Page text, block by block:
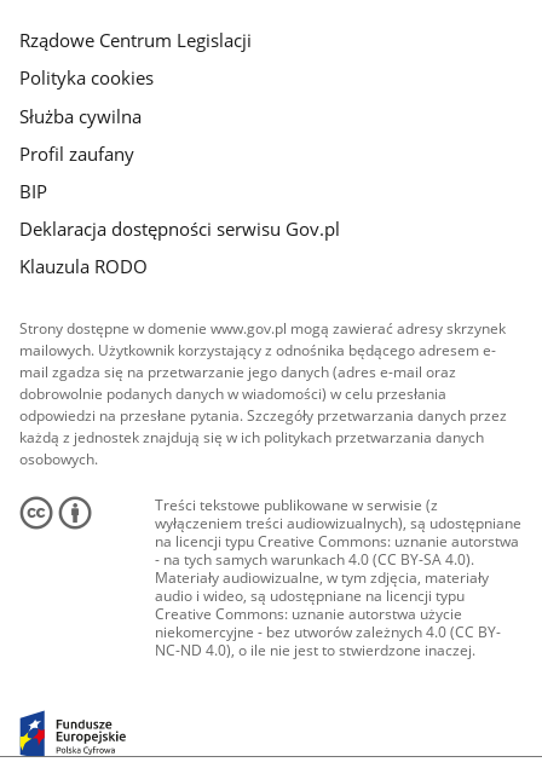
Rządowe Centrum Legislacji
Polityka cookies
Służba cywilna
Profil zaufany
BIP
Deklaracja dostępności serwisu Gov.pl
Klauzula RODO
Strony dostępne w domenie www.gov.pl mogą zawierać adresy skrzynek
mailowych. Użytkownik korzystający z odnośnika będącego adresem e-
mail zgadza się na przetwarzanie jego danych (adres e-mail oraz
dobrowolnie podanych danych w wiadomości) w celu przesłania
odpowiedzi na przesłane pytania. Szczegóły przetwarzania danych przez
każdą z jednostek znajdują się w ich politykach przetwarzania danych
osobowych.
Treści tekstowe publikowane w serwisie (z
wyłączeniem treści audiowizualnych), są udostępniane
na licencji typu Creative Commons: uznanie autorstwa
- na tych samych warunkach 4.0 (CC BY-SA 4.0).
Materiały audiowizualne, w tym zdjęcia, materiały
audio i wideo, są udostępniane na licencji typu
Creative Commons: uznanie autorstwa użycie
niekomercyjne - bez utworów zależnych 4.0 (CC BY-
NC-ND 4.0), o ile nie jest to stwierdzone inaczej.